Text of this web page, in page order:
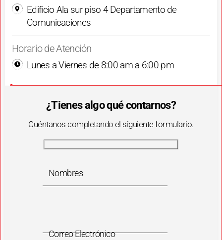
Edificio Ala sur piso 4 Departamento de
Comunicaciones
Horario de Atención
Lunes a Viernes de 8:00 am a 6:00 pm
¿Tienes algo qué contarnos?
Cuéntanos completando el siguiente formulario.
Nombres
Correo Electrónico